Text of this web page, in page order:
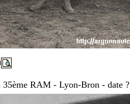
RAM - Lyon-Bron - date ?